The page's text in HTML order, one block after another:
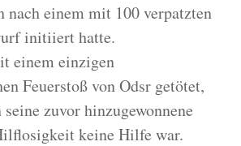
nach einem mit 100 verpatzten
initiiert hatte.
einem einzigen
Feuerstoß von Odsr getötet,
zuvor hinzugewonnene
keine Hilfe war.